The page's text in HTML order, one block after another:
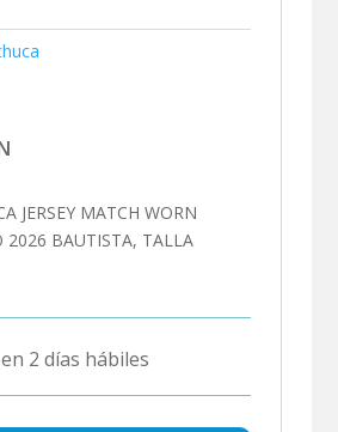
JERSEY MATCH WORN
2026 BAUTISTA, TALLA
2 días hábiles